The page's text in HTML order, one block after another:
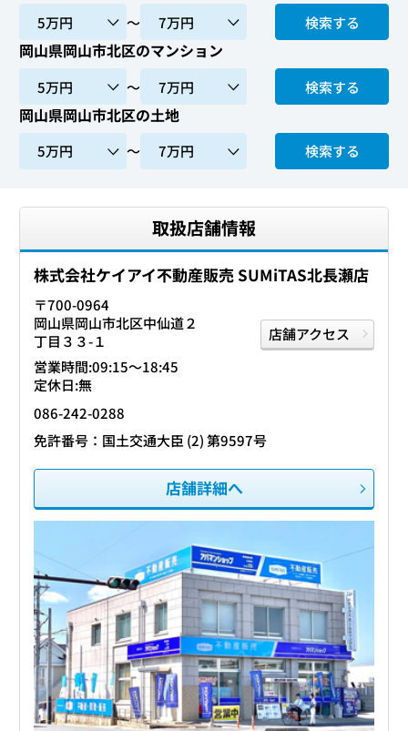
〜 検索する
岡山県岡山市北区のマンション
〜 検索する
岡山県岡山市北区の土地
〜 検索する
取扱店舗情報
株式会社ケイアイ不動産販売 SUMiTAS北長瀬店
〒700-0964
岡山県岡山市北区中仙道２
丁目３３-１
店舗アクセス
営業時間:09:15〜18:45
定休日:無
086-242-0288
免許番号：国土交通大臣 (2) 第9597号
店舗詳細へ